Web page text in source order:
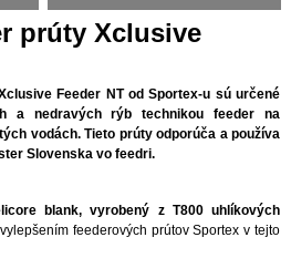
prúty Xclusive
Feeder NT od Sportex-u sú určené
a nedravých rýb technikou feeder na
vodách. Tieto prúty odporúča a používa
Slovenska vo feedri.
blank, vyrobený z T800 uhlíkových
feederových prútov Sportex v tejto